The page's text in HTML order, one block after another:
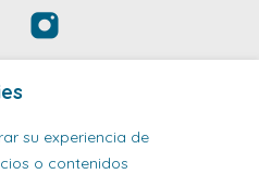
su experiencia de
o contenidos